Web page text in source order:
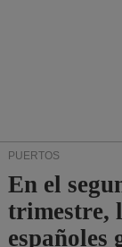
PUERTOS
En el
trimestre,
españoles